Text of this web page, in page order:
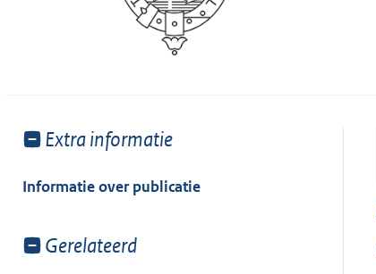
Toon
van:
Extra informatie
Informatie over publicatie
Toon
Gerelateerd